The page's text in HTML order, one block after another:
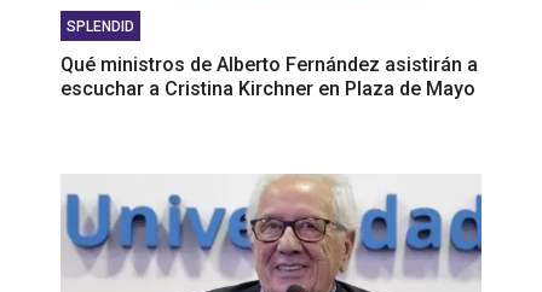
SPLENDID
Qué ministros de Alberto Fernández asistirán a
escuchar a Cristina Kirchner en Plaza de Mayo